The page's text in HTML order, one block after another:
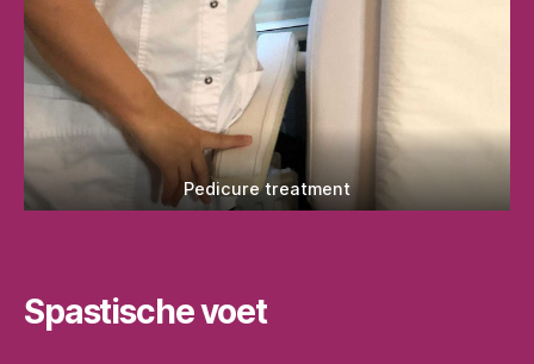
Pedicure treatment
Spastische voet